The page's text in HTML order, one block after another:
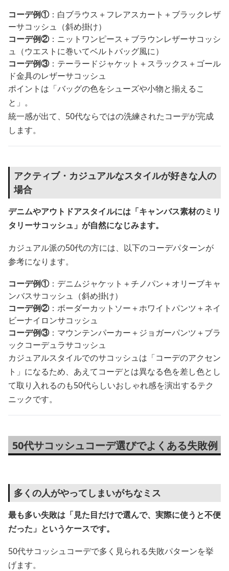
コーデ例①：白ブラウス＋フレアスカート＋ブラックレザ
ーサコッシュ（斜め掛け）
コーデ例②：ニットワンピース＋ブラウンレザーサコッシ
ュ（ウエストに巻いてベルトバッグ風に）
コーデ例③：テーラードジャケット＋スラックス＋ゴール
ド金具のレザーサコッシュ
ポイントは「バッグの色をシューズや小物と揃えるこ
と」。
統一感が出て、50代ならではの洗練されたコーデが完成
します。
アクティブ・カジュアルなスタイルが好きな人の
場合
デニムやアウトドアスタイルには「キャンバス素材のミリ
タリーサコッシュ」が自然になじみます。
カジュアル派の50代の方には、以下のコーデパターンが
参考になります。
コーデ例①：デニムジャケット＋チノパン＋オリーブキャ
ンバスサコッシュ（斜め掛け）
コーデ例②：ボーダーカットソー＋ホワイトパンツ＋ネイ
ビーナイロンサコッシュ
コーデ例③：マウンテンパーカー＋ジョガーパンツ＋ブラ
ックコーデュラサコッシュ
カジュアルスタイルでのサコッシュは「コーデのアクセン
ト」になるため、あえてコーデとは異なる色を差し色とし
て取り入れるのも50代らしいおしゃれ感を演出するテク
ニックです。
50代サコッシュコーデ選びでよくある失敗例
多くの人がやってしまいがちなミス
最も多い失敗は「見た目だけで選んで、実際に使うと不便
だった」というケースです。
50代サコッシュコーデで多く見られる失敗パターンを挙
げます。